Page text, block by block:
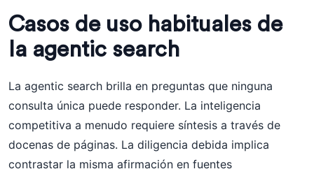
Casos de uso habituales de
la agentic search
La agentic search brilla en preguntas que ninguna
consulta única puede responder. La inteligencia
competitiva a menudo requiere síntesis a través de
docenas de páginas. La diligencia debida implica
contrastar la misma afirmación en fuentes